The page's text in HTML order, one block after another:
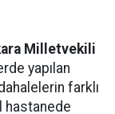
Milletvekili
yapılan
farklı
hastanede